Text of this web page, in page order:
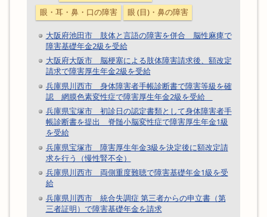
眼・耳・鼻・口の障害
眼 (目)・鼻の障害
大阪府池田市 肢体と言語の障害を併合 脳性麻痺で
障害基礎年金2級を受給
大阪府大阪市 脳梗塞による肢体障害請求後、額改定
請求で障害厚生年金2級を受給
兵庫県川西市 身体障害者手帳診断書で障害等級を確
認 網膜色素変性症で障害厚生年金2級を受給
兵庫県宝塚市 初診日の認定書類として身体障害者手
帳診断書を提出 脊髄小脳変性症で障害厚生年金1級
を受給
兵庫県宝塚市 障害厚生年金3級を決定後に額改定請
求を行う（慢性腎不全）
兵庫県川西市 両側重度難聴で障害基礎年金1級を受
給
兵庫県川西市 統合失調症 第三者からの申立書（第
三者証明）で障害基礎年金を請求